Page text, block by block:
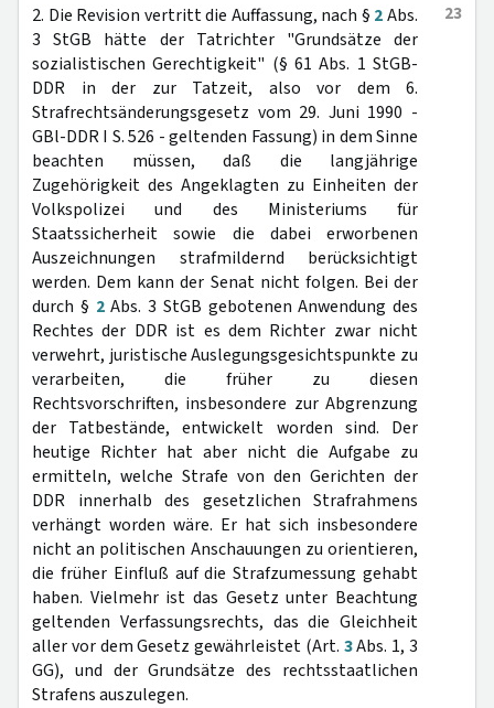
23
2. Die Revision vertritt die Auffassung, nach § 2Abs.
3 StGB hätte der Tatrichter "Grundsätze der
sozialistischen Gerechtigkeit" (§ 61 Abs. 1 StGB-
DDR in der zur Tatzeit, also vor dem 6.
Strafrechtsänderungsgesetz vom 29. Juni 1990 -
GBl-DDR I S. 526 - geltenden Fassung) in dem Sinne
beachten müssen, daß die langjährige
Zugehörigkeit des Angeklagten zu Einheiten der
Volkspolizei und des Ministeriums für
Staatssicherheit sowie die dabei erworbenen
Auszeichnungen strafmildernd berücksichtigt
werden. Dem kann der Senat nicht folgen. Bei der
durch § 2Abs. 3 StGB gebotenen Anwendung des
Rechtes der DDR ist es dem Richter zwar nicht
verwehrt, juristische Auslegungsgesichtspunkte zu
verarbeiten, die früher zu diesen
Rechtsvorschriften, insbesondere zur Abgrenzung
der Tatbestände, entwickelt worden sind. Der
heutige Richter hat aber nicht die Aufgabe zu
ermitteln, welche Strafe von den Gerichten der
DDR innerhalb des gesetzlichen Strafrahmens
verhängt worden wäre. Er hat sich insbesondere
nicht an politischen Anschauungen zu orientieren,
die früher Einfluß auf die Strafzumessung gehabt
haben. Vielmehr ist das Gesetz unter Beachtung
geltenden Verfassungsrechts, das die Gleichheit
aller vor dem Gesetz gewährleistet (Art. 3Abs. 1, 3
GG), und der Grundsätze des rechtsstaatlichen
Strafens auszulegen.